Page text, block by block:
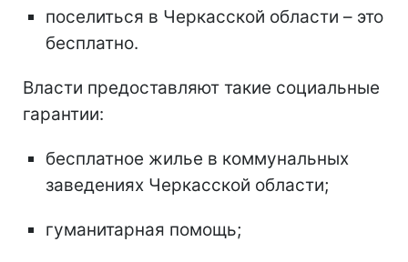
поселиться в Черкасской области – это
бесплатно.
Власти предоставляют такие социальные
гарантии:
бесплатное жилье в коммунальных
заведениях Черкасской области;
гуманитарная помощь;